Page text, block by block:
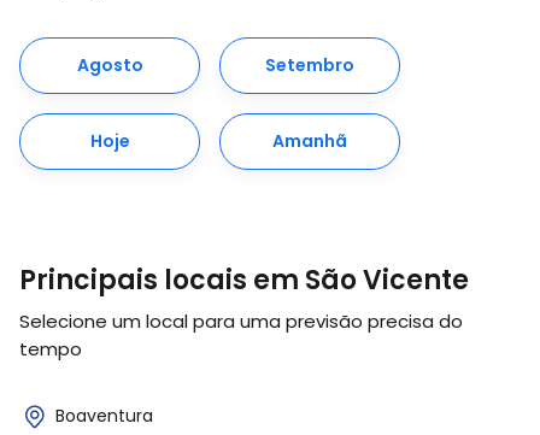
Agosto Setembro
Hoje Amanhã
Principais locais em São Vicente
Selecione um local para uma previsão precisa do
tempo
Boaventura